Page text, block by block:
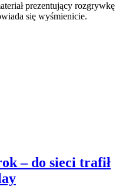
prezentujący rozgrywkę
się wyśmienicie.
– do sieci trafił